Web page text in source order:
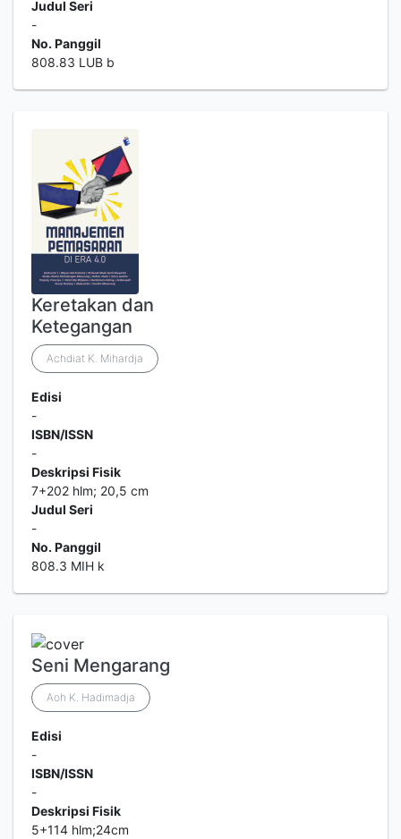
Judul Seri
-
No. Panggil
808.83 LUB b
Keretakan dan
Ketegangan
Achdiat K. Mihardja
Edisi
-
ISBN/ISSN
-
Deskripsi Fisik
7+202 hlm; 20,5 cm
Judul Seri
-
No. Panggil
808.3 MIH k
Seni Mengarang
Aoh K. Hadimadja
Edisi
-
ISBN/ISSN
-
Deskripsi Fisik
5+114 hlm;24cm